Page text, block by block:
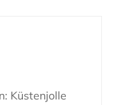
Küstenjolle